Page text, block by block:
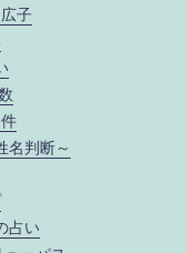
子
名判断～
占い